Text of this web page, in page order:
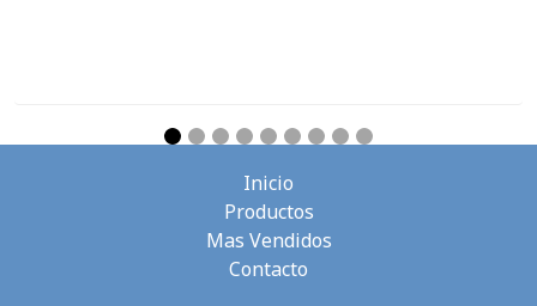
Inicio
Productos
Mas Vendidos
Contacto